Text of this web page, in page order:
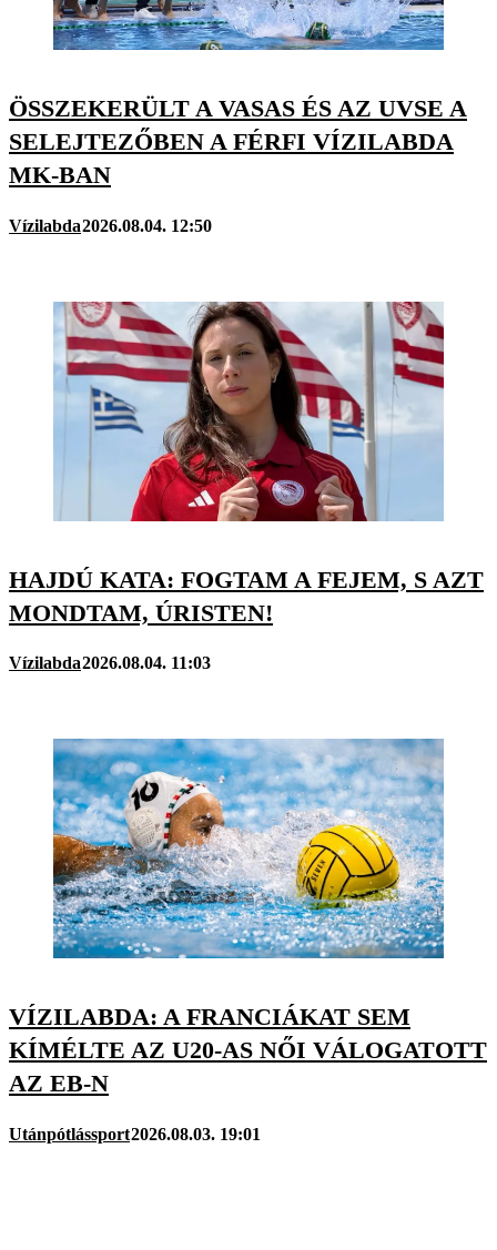
ÖSSZEKERÜLT A VASAS ÉS AZ UVSE A
SELEJTEZŐBEN A FÉRFI VÍZILABDA
MK-BAN
Vízilabda2026.08.04. 12:50
HAJDÚ KATA: FOGTAM A FEJEM, S AZT
MONDTAM, ÚRISTEN!
Vízilabda2026.08.04. 11:03
VÍZILABDA: A FRANCIÁKAT SEM
KÍMÉLTE AZ U20-AS NŐI VÁLOGATOTT
AZ EB-N
Utánpótlássport2026.08.03. 19:01